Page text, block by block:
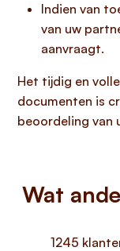
Indien van
van uw
aanvraagt.
Het tijdig en
documenten is
beoordeling van
Wat
1245